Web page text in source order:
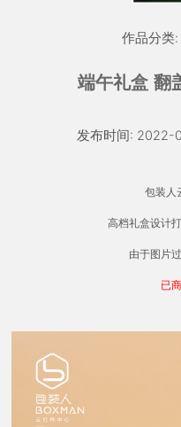
作品分类:
端午礼盒 翻
发布时间: 2022-
包装人
高档礼盒设计
由于图片
已